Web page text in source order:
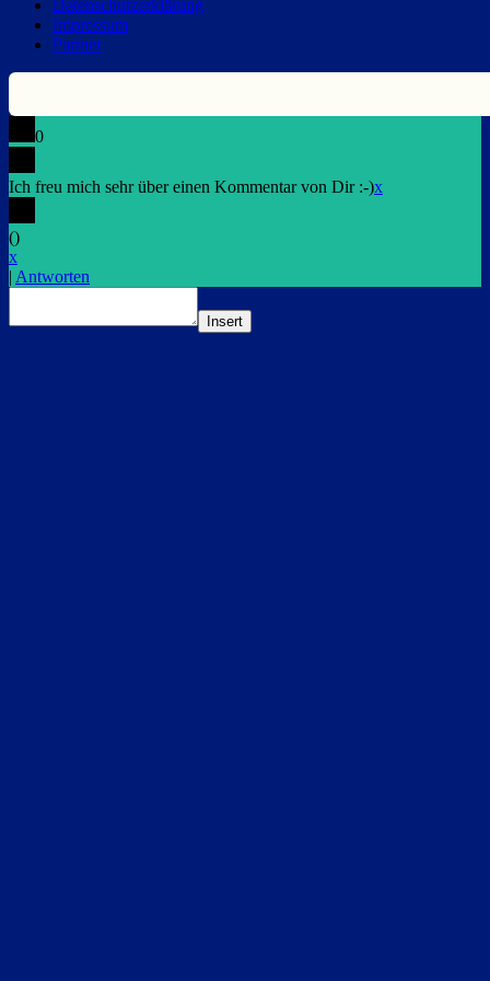
Datenschutzerklärung
Impressum
Partner
0
Ich freu mich sehr über einen Kommentar von Dir :-)x
()
x
| Antworten
Insert